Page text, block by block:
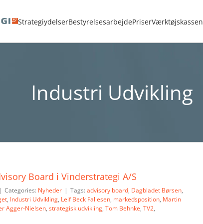
StrategiydelserBestyrelsesarbejdePriserVærktøjskassen
Industri Udvikling
Board i Vinderstrategi A/S
| Categories: Nyheder | Tags: advisory board, Dagbladet Børsen,
, Industri Udvikling, Leif Beck Fallesen, markedsposition, Martin
Agger-Nielsen, strategisk udvikling, Tom Behnke, TV2,